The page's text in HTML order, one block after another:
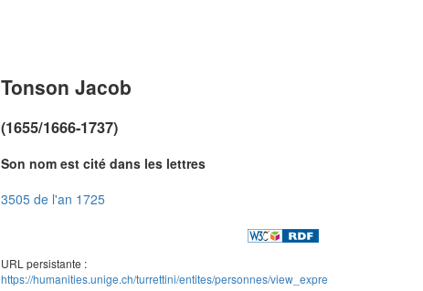
Tonson Jacob
(1655/1666-1737)
Son nom est cité dans les lettres
3505 de l'an 1725
URL persistante :
https://humanities.unige.ch/turrettini/entites/personnes/view_expre